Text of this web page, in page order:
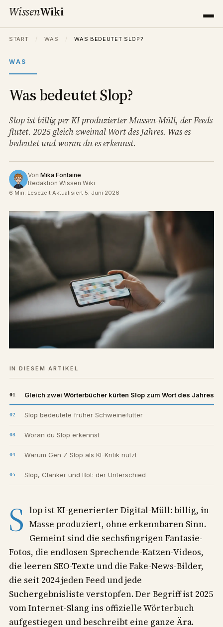
WissenWiki
START / WAS / WAS BEDEUTET SLOP?
WAS
Was bedeutet Slop?
Slop ist billig per KI produzierter Massen-Müll, der Feeds
flutet. 2025 gleich zweimal Wort des Jahres. Was es
bedeutet und woran du es erkennst.
Von Mika Fontaine
Redaktion Wissen Wiki
6 Min. Lesezeit·Aktualisiert 5. Juni 2026
IN DIESEM ARTIKEL
Gleich zwei Wörterbücher kürten Slop zum Wort des Jahres
Slop bedeutete früher Schweinefutter
Woran du Slop erkennst
Warum Gen Z Slop als KI-Kritik nutzt
Slop, Clanker und Bot: der Unterschied
S lop ist KI-generierter Digital-Müll: billig, in
Masse produziert, ohne erkennbaren Sinn.
Gemeint sind die sechsfingrigen Fantasie-
Fotos, die endlosen Sprechende-Katzen-Videos,
die leeren SEO-Texte und die Fake-News-Bilder,
die seit 2024 jeden Feed und jede
Suchergebnisliste verstopfen. Der Begriff ist 2025
vom Internet-Slang ins offizielle Wörterbuch
aufgestiegen und beschreibt eine ganze Ära.